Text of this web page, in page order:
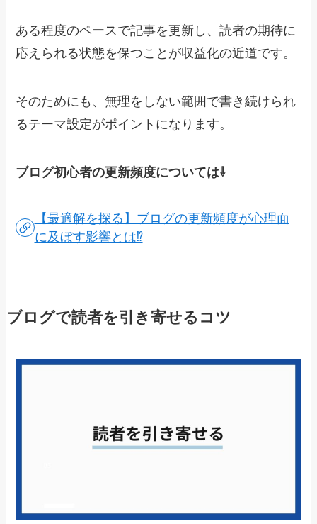
ある程度のペースで記事を更新し、読者の期待に
応えられる状態を保つことが収益化の近道です。
そのためにも、無理をしない範囲で書き続けられ
るテーマ設定がポイントになります。
ブログ初心者の更新頻度については⇩
【最適解を探る】ブログの更新頻度が心理面
に及ぼす影響とは⁉︎
ブログで読者を引き寄せるコツ